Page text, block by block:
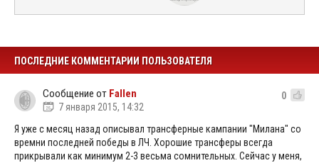
ПОСЛЕДНИЕ КОММЕНТАРИИ ПОЛЬЗОВАТЕЛЯ
Сообщение от Fallen
7 января 2015, 14:32
0
Я уже с месяц назад описывал трансферные кампании "Милана" со
времни последней победы в ЛЧ. Хорошие трансферы всегда
прикрывали как минимум 2-3 весьма сомнительных. Сейчас у меня,